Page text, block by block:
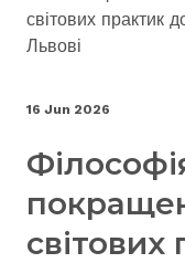
16 Jun 2026